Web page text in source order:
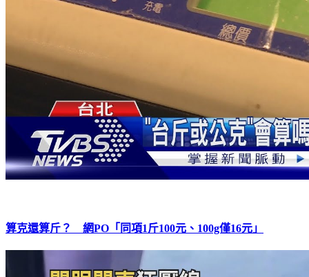
算克還算斤？ 網PO「同項1斤100元、100g僅16元」